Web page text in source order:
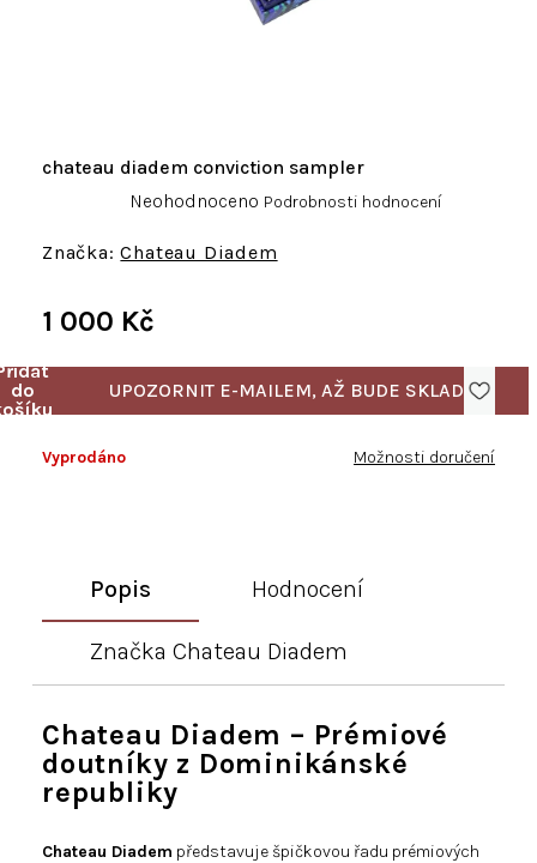
1 000 Kč
cena:
Vyprodáno Možnosti doručení
chateau diadem conviction sampler
Chateau Diadem
Průměrné
produktu
z
hvězdiček.
Neohodnoceno Podrobnosti hodnocení
Popis Hodnocení
Značka Chateau Diadem
Chateau Diadem – Prémiové
doutníky z Dominikánské
republiky
Chateau Diadem představuje špičkovou řadu prémiových